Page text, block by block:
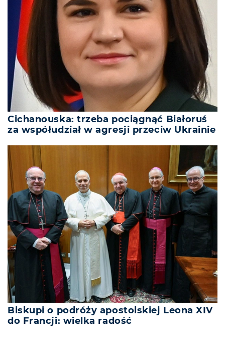
Cichanouska: trzeba pociągnąć Białoruś
za współudział w agresji przeciw Ukrainie
Biskupi o podróży apostolskiej Leona XIV
do Francji: wielka radość